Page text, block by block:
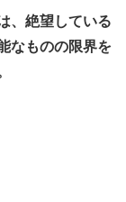
、絶望している
なものの限界を